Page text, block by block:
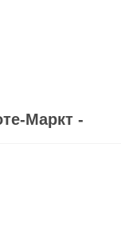
Маркт -